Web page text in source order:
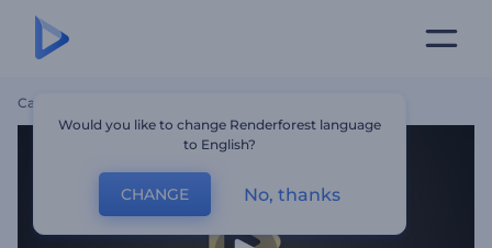
Casa
Would you like to change Renderforest language
to English?
CHANGE No, thanks